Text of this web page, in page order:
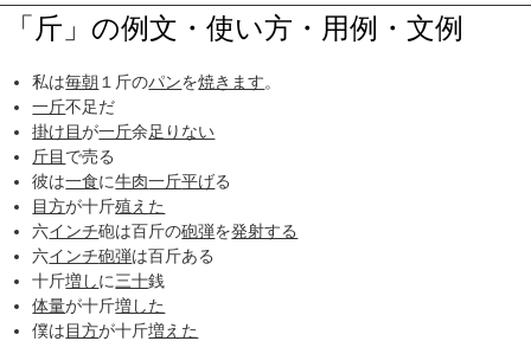
「斤」の例文・使い方・用例・文例
私は毎朝 １斤のパンを焼きます。
一斤不足だ
掛け目が一斤余足りない
斤目 で売る
彼は一食に牛肉一斤平げる
目方が十斤殖えた
六インチ砲は百斤の砲弾を発射する
六インチ砲弾は百斤ある
十斤増しに三十銭
体量が十斤増した
僕は目方が十斤増えた